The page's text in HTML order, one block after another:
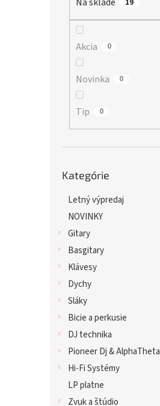
19
Akcia 0
Novinka 0
Tip 0
kategórie
Kategórie
Letný výpredaj
NOVINKY
Gitary
Basgitary
Klávesy
Dychy
Sláky
Bicie a perkusie
DJ technika
Pioneer Dj & AlphaTheta
Hi-Fi Systémy
LP platne
Zvuk a štúdio